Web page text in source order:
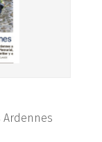
Ardennes